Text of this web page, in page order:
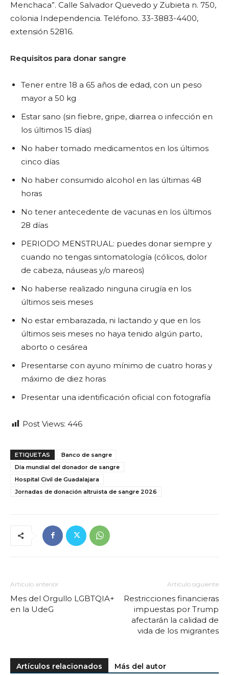
Menchaca”. Calle Salvador Quevedo y Zubieta n. 750,
colonia Independencia. Teléfono. 33-3883-4400,
extensión 52816.
Requisitos para donar sangre
Tener entre 18 a 65 años de edad, con un peso
mayor a 50 kg
Estar sano (sin fiebre, gripe, diarrea o infección en
los últimos 15 días)
No haber tomado medicamentos en los últimos
cinco días
No haber consumido alcohol en las últimas 48
horas
No tener antecedente de vacunas en los últimos
28 días
PERIODO MENSTRUAL: puedes donar siempre y
cuando no tengas sintomatología (cólicos, dolor
de cabeza, náuseas y/o mareos)
No haberse realizado ninguna cirugía en los
últimos seis meses
No estar embarazada, ni lactando y que en los
últimos seis meses no haya tenido algún parto,
aborto o cesárea
Presentarse con ayuno mínimo de cuatro horas y
máximo de diez horas
Presentar una identificación oficial con fotografía
Post Views: 446
ETIQUETAS
Banco de sangre
Día mundial del donador de sangre
Hospital Civil de Guadalajara
Jornadas de donación altruista de sangre 2026
Artículo anterior
Mes del Orgullo LGBTQIA+
en la UdeG
Artículo siguiente
Restricciones financieras
impuestas por Trump
afectarán la calidad de
vida de los migrantes
Artículos relacionados Más del autor